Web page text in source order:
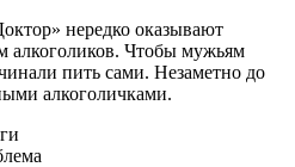
нередко оказывают
Чтобы мужьям
пить сами. Незаметно до
алкоголичками.